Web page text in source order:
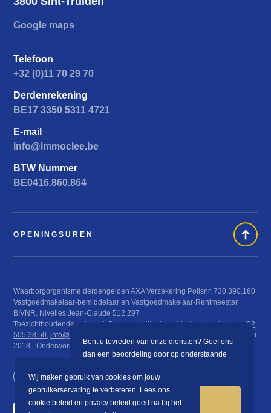
Google maps
Telefoon
+32 (0)11 70 29 70
Derdenrekening
BE17 3350 5311 4721
E-mail
info@immoclee.be
BTW Nummer
BE0416.860.864
OPENINGSUREN
Waarborgorganisme derdengelden AXA Verzekering Polisnr. 730.390.160
Vastgoedmakelaar-bemiddelaar en Vastgoedmakelaar-Rentmeester
BIVNR. Nivelles Jean-Claude 512.297
Toezichthoudende autoriteit: Beroepsinstituut van Vastgoedmakelaars (02
505 38 50, info@biv.be
), Luxemburgstraat 16 B te 1000 Brussel KB 29 juni
2018 - Onderworpen aan de deontologische code van het BIV
Wij maken gebruik van cookies om jouw
gebruikerservaring te verbeteren. Lees ons
cookie beleid en privacy beleid goed na bij het
Bent u tevreden van onze diensten? Geef ons
dan een beoordeling door op onderstaande
BEOORDELEN